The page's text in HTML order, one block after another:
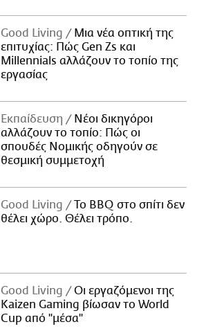
Good Living
Μια νέα οπτική της
επιτυχίας: Πώς Gen Zs και
Millennials αλλάζουν το τοπίο της
εργασίας
Εκπαίδευση
Νέοι δικηγόροι
αλλάζουν το τοπίο: Πώς οι
σπουδές Νομικής οδηγούν σε
θεσμική συμμετοχή
Good Living
Το BBQ στο σπίτι δεν
θέλει χώρο. Θέλει τρόπο.
Good Living
Οι εργαζόμενοι της
Kaizen Gaming βίωσαν το World
Cup από "μέσα"